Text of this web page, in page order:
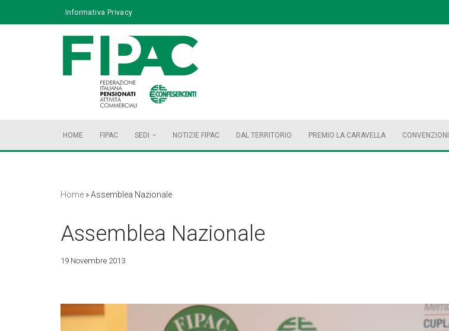
Informativa Privacy
HOME FIPAC SEDI NOTIZIE FIPAC DAL TERRITORIO PREMIO LA CARAVELLA CONVENZIONI
Home »Assemblea Nazionale
Assemblea Nazionale
19 Novembre 2013